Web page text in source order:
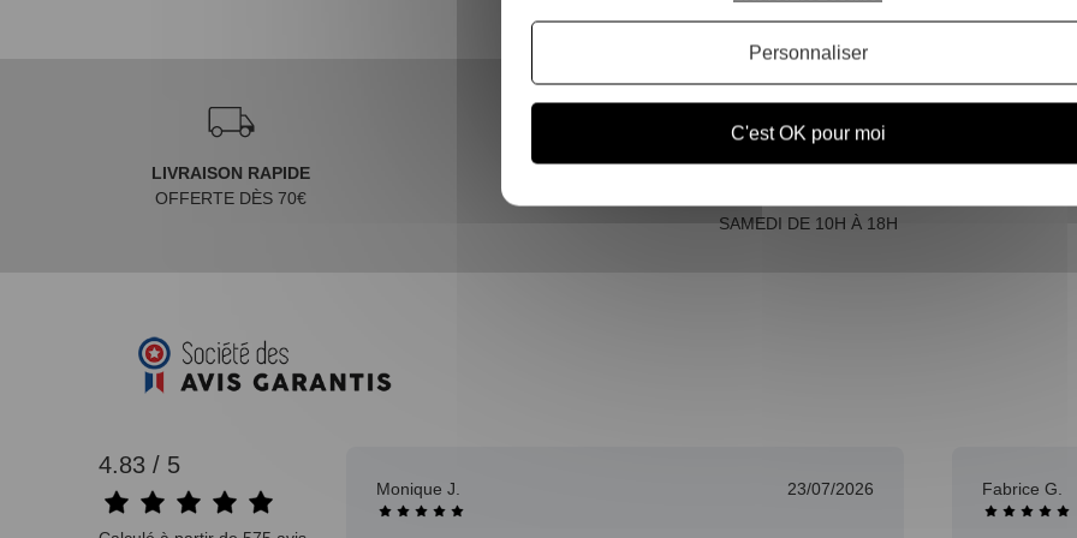
LIVRAISON RAPIDE
OFFERTE DÈS 70€
SAMEDI DE 10H À 18H
4.83 / 5
Monique J. 23/07/2026 Fabrice G.
C'est OK pour moi
Personnaliser